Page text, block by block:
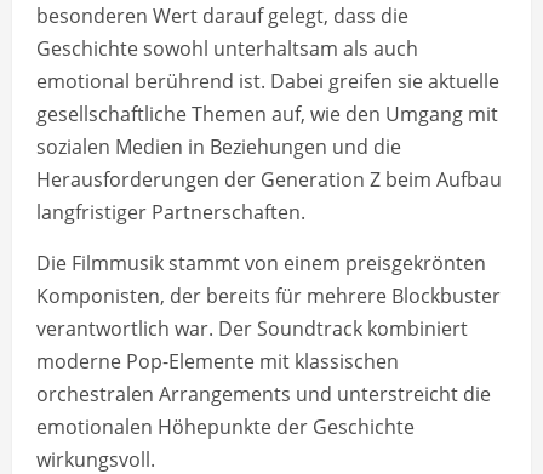
besonderen Wert darauf gelegt, dass die
Geschichte sowohl unterhaltsam als auch
emotional berührend ist. Dabei greifen sie aktuelle
gesellschaftliche Themen auf, wie den Umgang mit
sozialen Medien in Beziehungen und die
Herausforderungen der Generation Z beim Aufbau
langfristiger Partnerschaften.
Die Filmmusik stammt von einem preisgekrönten
Komponisten, der bereits für mehrere Blockbuster
verantwortlich war. Der Soundtrack kombiniert
moderne Pop-Elemente mit klassischen
orchestralen Arrangements und unterstreicht die
emotionalen Höhepunkte der Geschichte
wirkungsvoll.